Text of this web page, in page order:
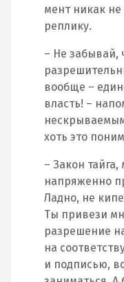
мент никак не
реплику.
– Не забывай,
вообще –
власть! –
хоть это
– Закон
напряженно
Ладно, не
Ты привези
разрешение
на
и подписью,